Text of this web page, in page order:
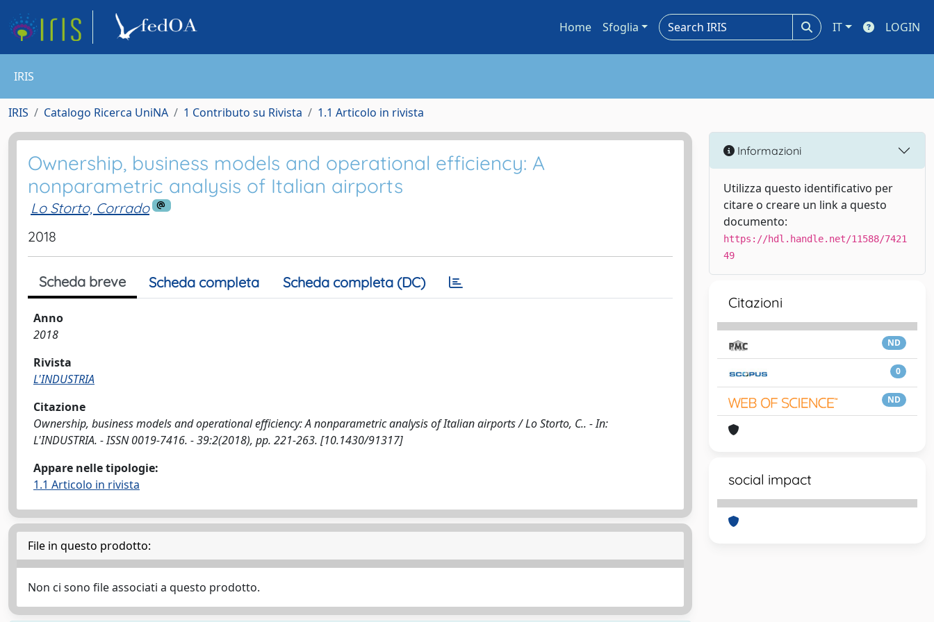
Home Sfoglia IT LOGIN
IRIS
IRIS Catalogo Ricerca UniNA 1 Contributo su Rivista 1.1 Articolo in rivista
Ownership, business models and operational efficiency: A
nonparametric analysis of Italian airports
Lo Storto, Corrado
2018
Scheda breve Scheda completa Scheda completa (DC)
Anno
2018
Rivista
L'INDUSTRIA
Citazione
Ownership, business models and operational efficiency: A nonparametric analysis of Italian airports / Lo Storto, C.. - In:
L'INDUSTRIA. - ISSN 0019-7416. - 39:2(2018), pp. 221-263. [10.1430/91317]
Appare nelle tipologie:
1.1 Articolo in rivista
File in questo prodotto:
Non ci sono file associati a questo prodotto.
Informazioni
Utilizza questo identificativo per
citare o creare un link a questo
documento:
https://hdl.handle.net/11588/7421
49
Citazioni
ND
0
ND
social impact